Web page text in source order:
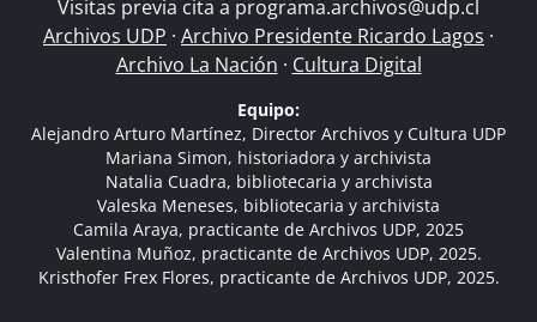
Visitas previa cita a programa.archivos@udp.cl
Archivos UDP · Archivo Presidente Ricardo Lagos ·
Archivo La Nación · Cultura Digital
Equipo:
Alejandro Arturo Martínez, Director Archivos y Cultura UDP
Mariana Simon, historiadora y archivista
Natalia Cuadra, bibliotecaria y archivista
Valeska Meneses, bibliotecaria y archivista
Camila Araya, practicante de Archivos UDP, 2025
Valentina Muñoz, practicante de Archivos UDP, 2025.
Kristhofer Frex Flores, practicante de Archivos UDP, 2025.